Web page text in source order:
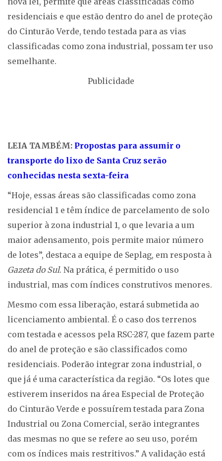
residenciais e que estão dentro do anel de proteção
do Cinturão Verde, tendo testada para as vias
classificadas como zona industrial, possam ter uso
semelhante.
Publicidade
LEIA TAMBÉM: Propostas para assumir o
transporte do lixo de Santa Cruz serão
conhecidas nesta sexta-feira
“Hoje, essas áreas são classificadas como zona
residencial 1 e têm índice de parcelamento de solo
superior à zona industrial 1, o que levaria a um
maior adensamento, pois permite maior número
de lotes”, destaca a equipe de Seplag, em resposta à
Gazeta do Sul. Na prática, é permitido o uso
industrial, mas com índices construtivos menores.
Mesmo com essa liberação, estará submetida ao
licenciamento ambiental. É o caso dos terrenos
com testada e acessos pela RSC-287, que fazem parte
do anel de proteção e são classificados como
residenciais. Poderão integrar zona industrial, o
que já é uma característica da região. “Os lotes que
estiverem inseridos na área Especial de Proteção
do Cinturão Verde e possuírem testada para Zona
Industrial ou Zona Comercial, serão integrantes
das mesmas no que se refere ao seu uso, porém
com os índices mais restritivos.” A validação está